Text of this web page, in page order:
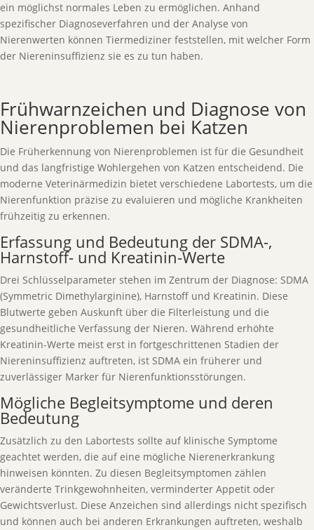
ein möglichst normales Leben zu ermöglichen. Anhand
spezifischer Diagnoseverfahren und der Analyse von
Nierenwerten können Tiermediziner feststellen, mit welcher Form
der Niereninsuffizienz sie es zu tun haben.
Frühwarnzeichen und Diagnose von
Nierenproblemen bei Katzen
Die Früherkennung von Nierenproblemen ist für die Gesundheit
und das langfristige Wohlergehen von Katzen entscheidend. Die
moderne Veterinärmedizin bietet verschiedene Labortests, um die
Nierenfunktion präzise zu evaluieren und mögliche Krankheiten
frühzeitig zu erkennen.
Erfassung und Bedeutung der SDMA-,
Harnstoff- und Kreatinin-Werte
Drei Schlüsselparameter stehen im Zentrum der Diagnose: SDMA
(Symmetric Dimethylarginine), Harnstoff und Kreatinin. Diese
Blutwerte geben Auskunft über die Filterleistung und die
gesundheitliche Verfassung der Nieren. Während erhöhte
Kreatinin-Werte meist erst in fortgeschrittenen Stadien der
Niereninsuffizienz auftreten, ist SDMA ein früherer und
zuverlässiger Marker für Nierenfunktionsstörungen.
Mögliche Begleitsymptome und deren
Bedeutung
Zusätzlich zu den Labortests sollte auf klinische Symptome
geachtet werden, die auf eine mögliche Nierenerkrankung
hinweisen könnten. Zu diesen Begleitsymptomen zählen
veränderte Trinkgewohnheiten, verminderter Appetit oder
Gewichtsverlust. Diese Anzeichen sind allerdings nicht spezifisch
und können auch bei anderen Erkrankungen auftreten, weshalb